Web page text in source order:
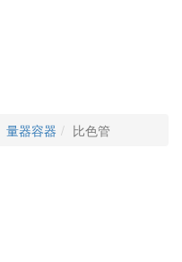
量器容器 比色管